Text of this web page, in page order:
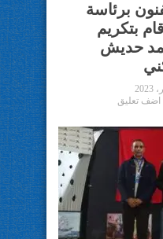
برئاسة
بتكريم
حديش
اضف تعليق